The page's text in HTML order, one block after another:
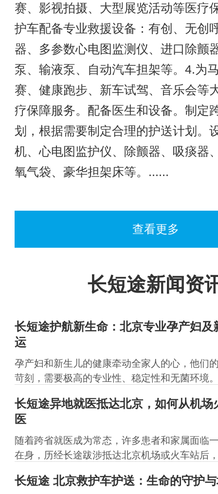
赛、影视拍摄、大型展览活动等医疗
护车配备专业救援设备：有创、无创
器、多参数心电图监测仪、进口除颤
泵、输液泵、自动汽车担架等。4.为
赛、健康跑步、新车试驾、音乐会等
疗保障服务。配备医生和设备。制定
划，根据需要制定合理的护送计划。
机、心电图监护仪、除颤器、吸痰器
氧气袋、豪华担架床等。......
查看更多
长短途新闻资
长短途护航新生命：北京专业孕产妇及
运
孕产妇和新生儿的健康牵动全家人的心，他们
苛刻，需要极高的专业性、稳定性和无菌环境
长短途异地就医抵达北京，如何从机场
医
随着跨省就医成为常态，许多患者和家属面临
在身，历经长途跋涉抵达北京机场或火车站后
长短途​ 北京救护车护送：生命的守护